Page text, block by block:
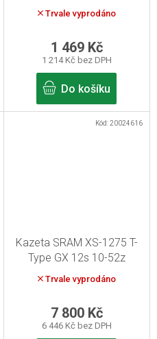
Trvale vyprodáno
1 214 Kč bez DPH
1 469 Kč
Do košíku
Kazeta SRAM XS-1275 T-
Type GX 12s 10-52z
Trvale vyprodáno
6 446 Kč bez DPH
7 800 Kč
Kód:20024616